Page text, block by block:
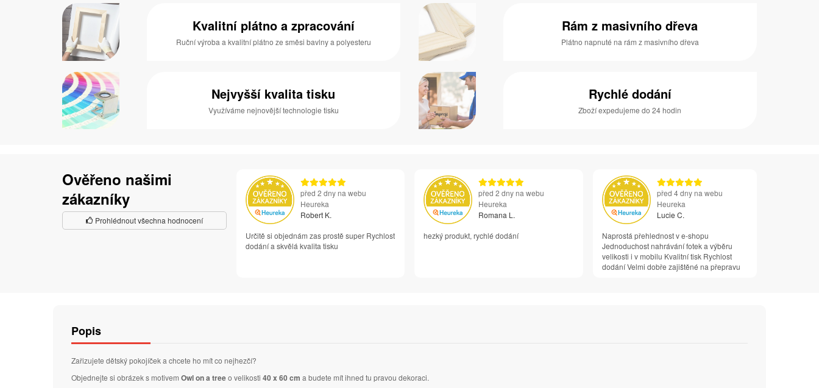
Kvalitní plátno a zpracování
Ruční výroba a kvalitní plátno ze směsi bavlny a polyesteru
Rám z masivního dřeva
Plátno napnuté na rám z masivního dřeva
Nejvyšší kvalita tisku
Využíváme nejnovější technologie tisku
Rychlé dodání
Zboží expedujeme do 24 hodin
Ověřeno našimi
zákazníky
Prohlédnout všechna hodnocení
před 2 dny na webu
Heureka
Robert K.
Určitě si objednám zas prostě super Rychlost
dodání a skvělá kvalita tisku
před 2 dny na webu
Heureka
Romana L.
hezký produkt, rychlé dodání
před 4 dny na webu
Heureka
Lucie C.
Naprostá přehlednost v e-shopu
Jednoduchost nahrávání fotek a výběru
velikosti i v mobilu Kvalitní tisk Rychlost
dodání Velmi dobře zajištěné na přepravu
Popis
Zařizujete dětský pokojíček a chcete ho mít co nejhezčí?
Objednejte si obrázek s motivem Owl on a treeo velikosti 40 x 60 cm a budete mít ihned tu pravou dekoraci.